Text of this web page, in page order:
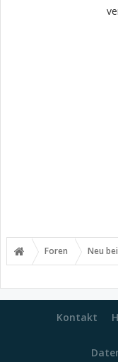
Foren Neu
Kontakt